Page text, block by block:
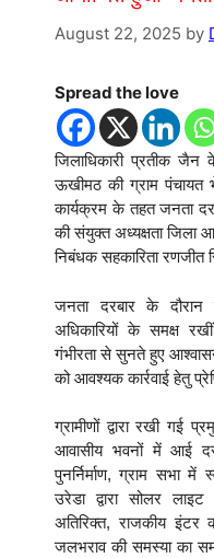
August 22, 2025 by
Spread the love
जिलाधिकारी प्रतीक
ऊखीमठ की ग्राम
कार्यक्रम के तहत जनता
की संयुक्त अध्यक्षता जिला
निबंधक सहकारिता रणजीत
जनता दरबार के दौरान
अधिकारियों के समक्ष
गंभीरता से सुनते हुए
को आवश्यक कार्रवाई हेतु
ग्रामीणों द्वारा रखी गई
आवासीय भवनों में आई
पुनर्निर्माण, ग्राम सभा
उरेडा द्वारा सोलर
अतिरिक्त, राजकीय
जलभराव की समस्या का